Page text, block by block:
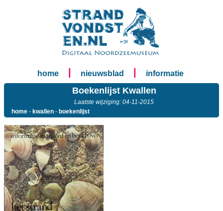
home nieuwsblad informatie
Boekenlijst Kwallen
Laatste wijziging: 04-11-2015
home - kwallen - boekenlijst